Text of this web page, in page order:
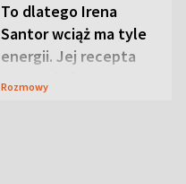
To dlatego Irena
Santor wciąż ma tyle
energii. Jej recepta
jest zaskakująco
Rozmowy